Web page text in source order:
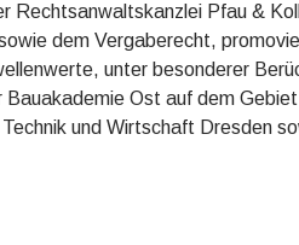
Rechtsanwaltskanzlei Pfau &
dem Vergaberecht,
unter besonderer
Bauakademie Ost auf dem
und Wirtschaft Dresden